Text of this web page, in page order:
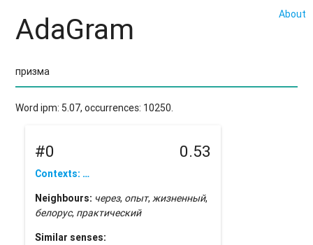
About
AdaGram
Word ipm: 5.07, occurrences: 10250.
#0 0.53
Contexts: …
Neighbours: через, опыт,жизненный,
белорус, практический
Similar senses: